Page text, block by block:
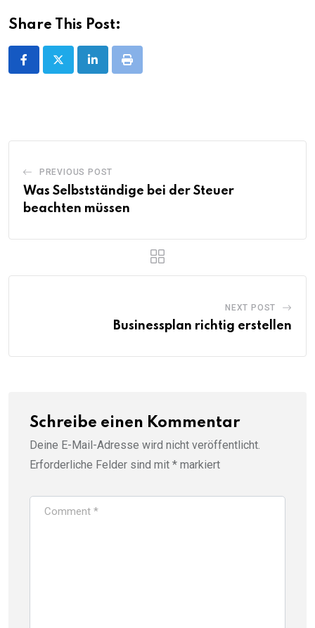
Share This Post:
LinkedInPrint
PREVIOUS POST
Was Selbstständige bei der Steuer
beachten müssen
NEXT POST
Businessplan richtig erstellen
Schreibe einen Kommentar
Deine E-Mail-Adresse wird nicht veröffentlicht.
Erforderliche Felder sind mit * markiert